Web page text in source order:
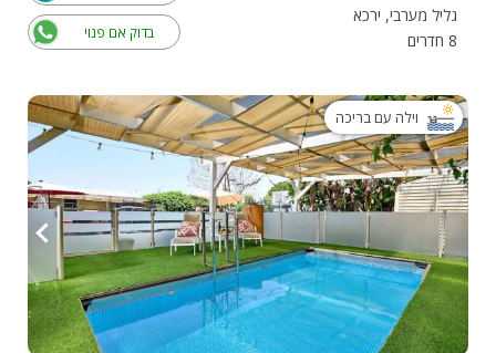
גליל מערבי, ירכא
8 חדרים
בדוק אם פנוי
וילה עם בריכה